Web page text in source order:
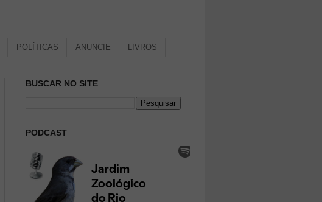
POLÍTICAS ANUNCIE LIVROS
BUSCAR NO SITE
PODCAST